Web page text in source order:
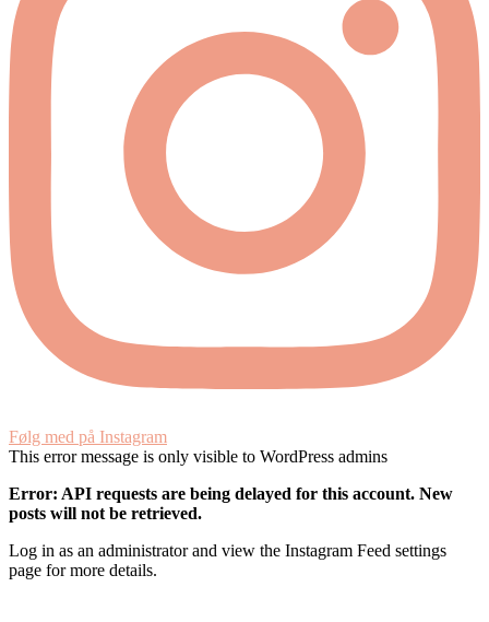
Følg med på Instagram
This error message is only visible to WordPress admins
Error: API requests are being delayed for this account. New
posts will not be retrieved.
Log in as an administrator and view the Instagram Feed settings
page for more details.